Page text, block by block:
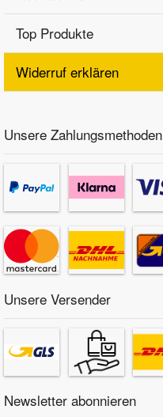
Top Produkte
Widerruf erklären
Unsere Zahlungsmethoden
Unsere Versender
Newsletter abonnieren